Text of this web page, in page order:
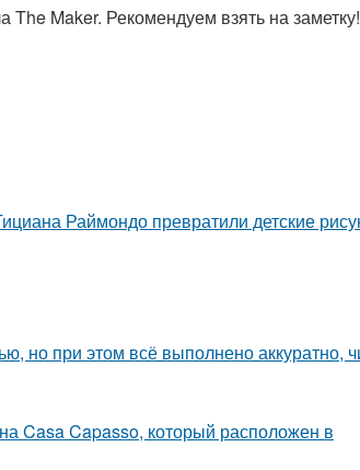
Maker. Рекомендуем взять на заметку!
Раймондо превратили детские
но при этом всё выполнено аккуратно,
Casa Capasso, который расположен в